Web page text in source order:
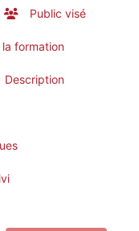
Public visé
formation
Description